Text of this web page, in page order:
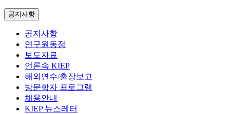
공지사항
공지사항
연구원동정
보도자료
언론속 KIEP
해외연수/출장보고
방문학자 프로그램
채용안내
KIEP 뉴스레터